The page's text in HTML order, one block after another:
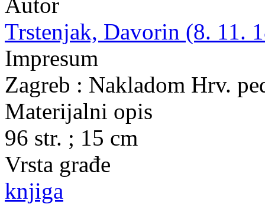
Trstenjak, Davorin (8. 11.
Impresum
Zagreb : Nakladom Hrv.
Materijalni opis
96 str. ; 15 cm
Vrsta građe
knjiga